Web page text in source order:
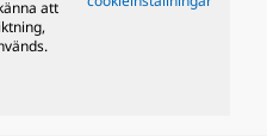
att